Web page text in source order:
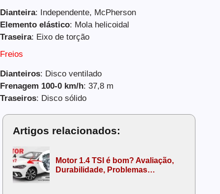
Dianteira: Independente, McPherson
Elemento elástico: Mola helicoidal
Traseira: Eixo de torção
Freios
Dianteiros: Disco ventilado
Frenagem 100-0 km/h: 37,8 m
Traseiros: Disco sólido
Artigos relacionados:
Motor 1.4 TSI é bom? Avaliação,
Durabilidade, Problemas…